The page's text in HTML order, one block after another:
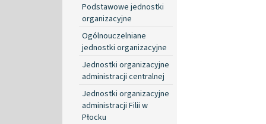
Podstawowe jednostki
organizacyjne
Ogólnouczelniane
jednostki organizacyjne
Jednostki organizacyjne
administracji centralnej
Jednostki organizacyjne
administracji Filii w
Płocku